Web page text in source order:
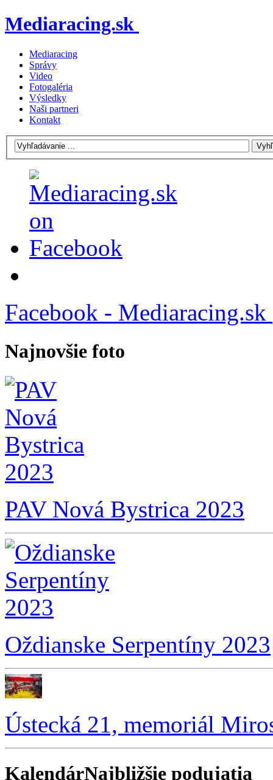
Mediaracing.sk
Mediaracing
Správy
Video
Fotogaléria
Výsledky
Naši partneri
Kontakt
Facebook - Mediaracing.sk
Najnovšie foto
PAV Nová Bystrica 2023
Oždianske Serpentíny 2023
Ústecká 21, memoriál
KalendárNajbližšie podujatia